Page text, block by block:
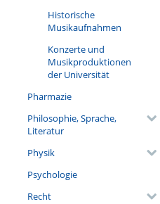
Historische
Musikaufnahmen
Konzerte und
Musikproduktionen
der Universität
Pharmazie
Philosophie, Sprache,
Literatur
Physik
Psychologie
Recht